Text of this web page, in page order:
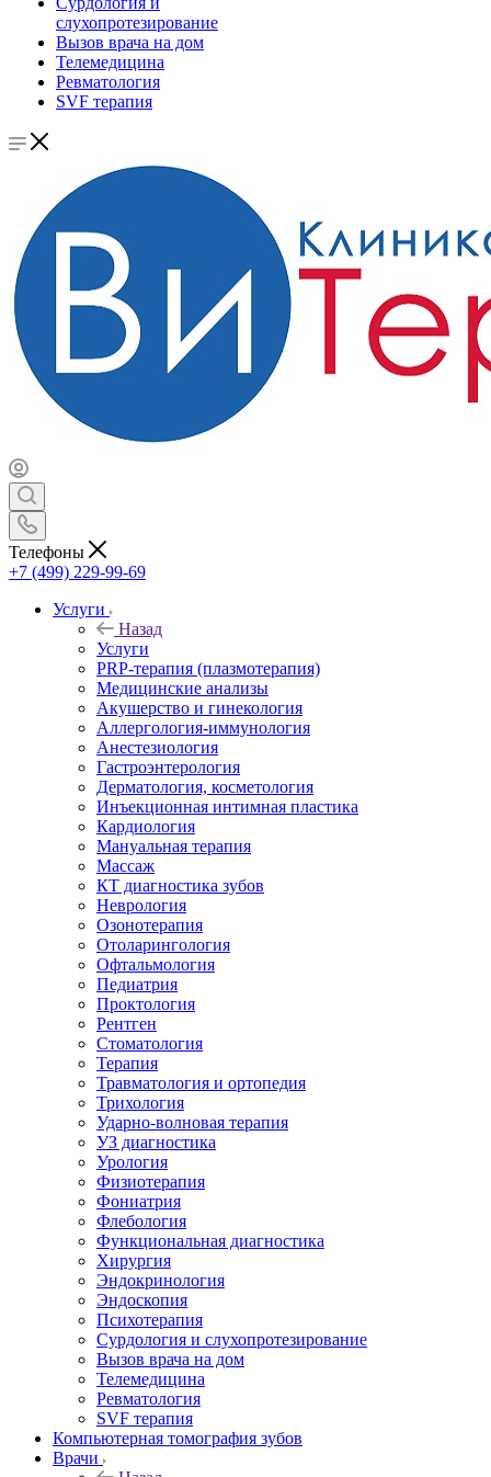
слухопротезирование
Вызов врача на дом
Телемедицина
Ревматология
SVF терапия
Телефоны
+7 (499) 229-99-69
Услуги
Назад
Услуги
PRP-терапия (плазмотерапия)
Медицинские анализы
Акушерство и гинекология
Аллергология-иммунология
Анестезиология
Гастроэнтерология
Дерматология, косметология
Инъекционная интимная пластика
Кардиология
Мануальная терапия
Массаж
КТ диагностика зубов
Неврология
Озонотерапия
Отоларингология
Офтальмология
Педиатрия
Проктология
Рентген
Стоматология
Терапия
Травматология и ортопедия
Трихология
Ударно-волновая терапия
УЗ диагностика
Урология
Физиотерапия
Фониатрия
Флебология
Функциональная диагностика
Хирургия
Эндокринология
Эндоскопия
Психотерапия
Сурдология и слухопротезирование
Вызов врача на дом
Телемедицина
Ревматология
SVF терапия
Компьютерная томография зубов
Врачи